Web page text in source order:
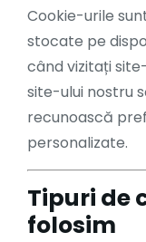
Cookie-urile
stocate pe
când vizitați
site-ului nostru
recunoască
personalizate.
Tipuri de
folosim